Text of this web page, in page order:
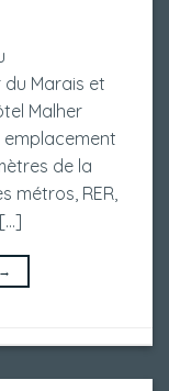
Marais et
Malher
emplacement
de la
métros, RER,
→